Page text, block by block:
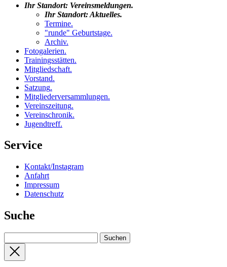
Ihr Standort: Vereinsmeldungen.
Ihr Standort:Aktuelles.
Termine.
"runde" Geburtstage.
Archiv.
Fotogalerien.
Trainingsstätten.
Mitgliedschaft.
Vorstand.
Satzung.
Mitgliederversammlungen.
Vereinszeitung.
Vereinschronik.
Jugendtreff.
Service
Kontakt/Instagram
Anfahrt
Impressum
Datenschutz
Suche